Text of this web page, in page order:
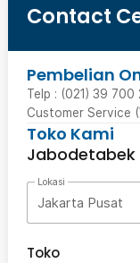
Contact
Pembelian
Telp : (021) 39 700
Customer Service
Toko Kami
Jabodetabek
Lokasi
Jakarta Pusat
Toko